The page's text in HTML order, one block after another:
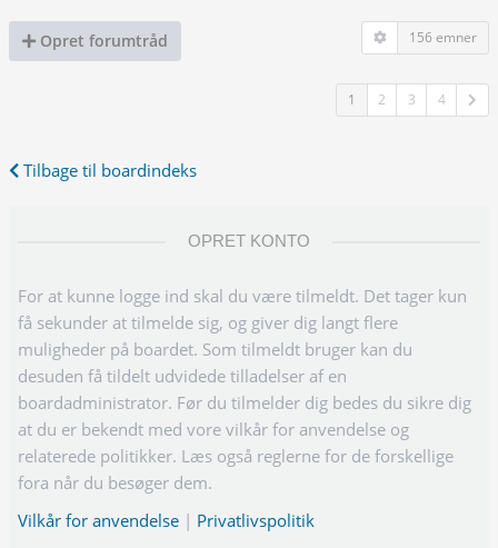
Opret forumtråd 156 emner
1 2 3 4
Tilbage til boardindeks
OPRET KONTO
For at kunne logge ind skal du være tilmeldt. Det tager kun
få sekunder at tilmelde sig, og giver dig langt flere
muligheder på boardet. Som tilmeldt bruger kan du
desuden få tildelt udvidede tilladelser af en
boardadministrator. Før du tilmelder dig bedes du sikre dig
at du er bekendt med vore vilkår for anvendelse og
relaterede politikker. Læs også reglerne for de forskellige
fora når du besøger dem.
Vilkår for anvendelse | Privatlivspolitik